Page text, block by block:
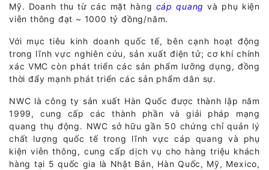
Mỹ. Doanh thu từ các mặt hàng cáp quang và phụ kiện
viễn thông đạt ~ 1000 tỷ đồng/năm.
Với mục tiêu kinh doanh quốc tế, bên cạnh hoạt động
trong lĩnh vực nghiên cứu, sản xuất điện tử; cơ khí chính
xác VMC còn phát triển các sản phẩm lưỡng dụng, đồng
thời đẩy mạnh phát triển các sản phẩm dân sự.
NWC là công ty sản xuất Hàn Quốc được thành lập năm
1999, cung cấp các thành phần và giải pháp mạng
quang thụ động. NWC sở hữu gần 50 chứng chỉ quản lý
chất lượng quốc tế trong lĩnh vực cáp quang và phụ
kiện viễn thông, cung cấp dịch vụ cho hàng triệu khách
hàng tại 5 quốc gia là Nhật Bản, Hàn Quốc, Mỹ, Mexico,